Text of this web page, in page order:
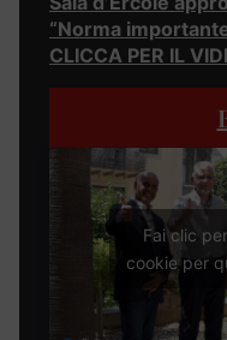
“Norma
CLICCA PER IL
Fai clic
cookie per